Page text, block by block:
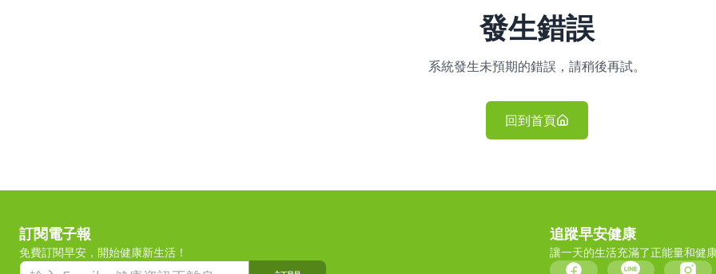
發生錯誤
系統發生未預期的錯誤，請稍後再試。
回到首頁
訂閱電子報
免費訂閱早安，開始健康新生活！
追蹤早安健康
讓一天的生活充滿了正能量和健